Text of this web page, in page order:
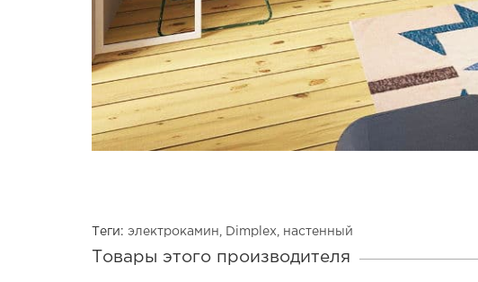
Теги: электрокамин Dimplex настенный
Товары этого производителя